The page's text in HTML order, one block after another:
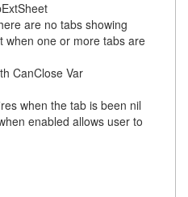
are no tabs showing
when one or more tabs are
CanClose Var
when the tab is been nil
enabled allows user to